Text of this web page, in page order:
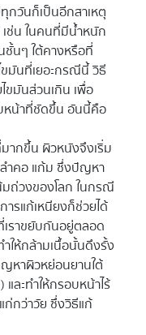
กวันก็เป็นอีกสาเหตุ
เช่น ในคนที่มีน้ำหนัก
ชั้นๆ ใต้คางหรือที่
ขมันที่เยอะกรณีนี้ วิธี
ขมันส่วนเกิน เพื่อ
หน้าที่ชัดขึ้น อันนี้คือ
ากขึ้น ผิวหนังจึงเริ่ม
ำคอ แก้ม ซึ่งปัญหา
ถ่วงของโลก ในกรณี
รแก้เหนียงก็ช่วยได้
ราขยับกันอยู่ตลอด
ให้กล้ามเนื้อนั้นดึงรั้ง
หาผิวหย่อนยานใต้
ละทำให้กรอบหน้าไร้
ก่กว่าวัย ซึ่งวิธีแก้